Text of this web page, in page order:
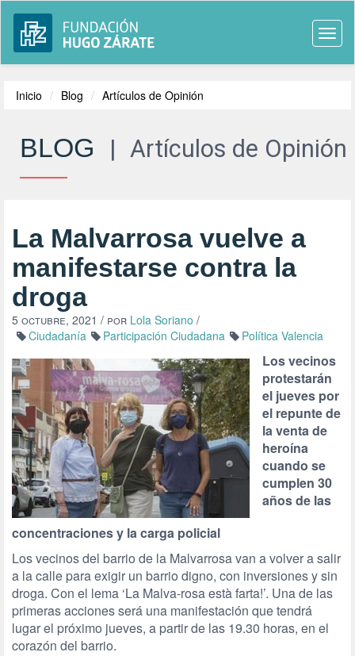
Inicio Blog Artículos de Opinión
BLOG | Artículos de Opinión
La Malvarrosa vuelve a
manifestarse contra la
droga
5 octubre, 2021 / por Lola Soriano /
Ciudadanía
Participación Ciudadana Política Valencia
Los vecinos
protestarán
el jueves por
el repunte de
la venta de
heroína
cuando se
cumplen 30
años de las
concentraciones y la carga policial
Los vecinos del barrio de la Malvarrosa van a volver a salir
a la calle para exigir un barrio digno, con inversiones y sin
droga. Con el lema ‘La Malva-rosa està farta!’. Una de las
primeras acciones será una manifestación que tendrá
lugar el próximo jueves, a partir de las 19.30 horas, en el
corazón del barrio.